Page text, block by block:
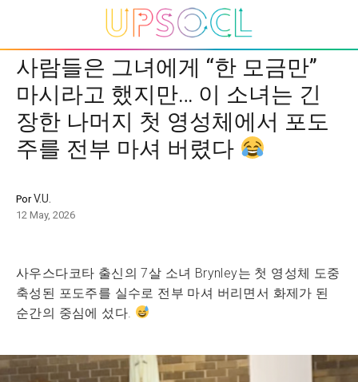
사람들은 그녀에게 “한 모금만”
마시라고 했지만… 이 소녀는 긴
장한 나머지 첫 영성체에서 포도
주를 전부 마셔 버렸다
PorV.U.
12 May, 2026
사우스다코타 출신의 7살 소녀 Brynley는 첫 영성체 도중
축성된 포도주를 실수로 전부 마셔 버리면서 화제가 된
순간의 중심에 섰다.